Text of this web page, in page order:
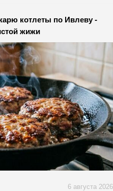
котлеты по Ивлеву -
жижи
6 августа 2026